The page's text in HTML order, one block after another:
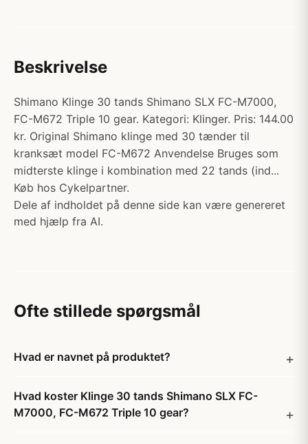
Beskrivelse
Shimano Klinge 30 tands Shimano SLX FC-M7000,
FC-M672 Triple 10 gear. Kategori: Klinger. Pris: 144.00
kr. Original Shimano klinge med 30 tænder til
kranksæt model FC-M672 Anvendelse Bruges som
midterste klinge i kombination med 22 tands (ind...
Køb hos Cykelpartner.
Dele af indholdet på denne side kan være genereret
med hjælp fra AI.
Ofte stillede spørgsmål
Hvad er navnet på produktet?
Hvad koster Klinge 30 tands Shimano SLX FC-
M7000, FC-M672 Triple 10 gear?